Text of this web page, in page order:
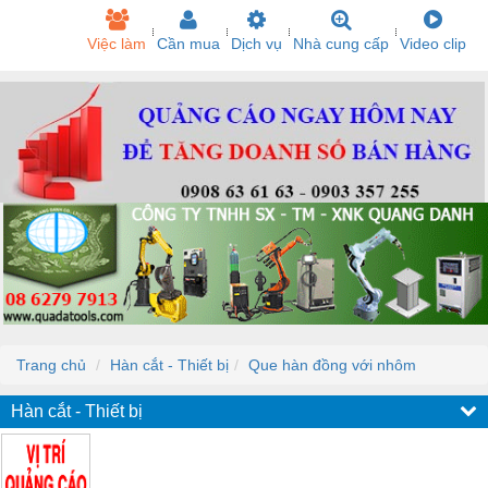
Việc làm Cần mua Dịch vụ Nhà cung cấp Video clip
Trang chủ Hàn cắt - Thiết bị Que hàn đồng với nhôm
Hàn cắt - Thiết bị